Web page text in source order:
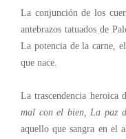
La conjunción de los
antebrazos tatuados de
La potencia de la carne,
que nace.
La trascendencia heroica
mal con el bien, La paz
aquello que sangra en el